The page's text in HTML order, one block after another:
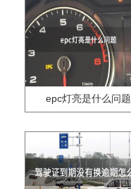
epc灯亮是什么问题